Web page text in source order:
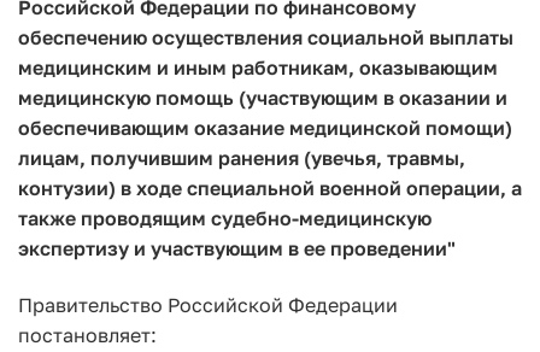
Российской Федерации по финансовому
обеспечению осуществления социальной выплаты
медицинским и иным работникам, оказывающим
медицинскую помощь (участвующим в оказании и
обеспечивающим оказание медицинской помощи)
лицам, получившим ранения (увечья, травмы,
контузии) в ходе специальной военной операции, а
также проводящим судебно-медицинскую
экспертизу и участвующим в ее проведении"
Правительство Российской Федерации
постановляет: